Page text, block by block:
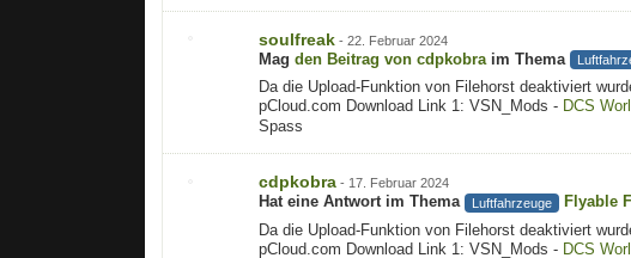
soulfreak- 22. Februar 2024
Mag den Beitrag von cdpkobraim Thema
Da die Upload-Funktion von Filehorst deaktiviert
pCloud.com Download Link 1: VSN_Mods - DCS
Spass
cdpkobra- 17. Februar 2024
Hat eine Antwort im Thema Luftfahrzeuge Flyable
Da die Upload-Funktion von Filehorst deaktiviert
pCloud.com Download Link 1: VSN_Mods - DCS